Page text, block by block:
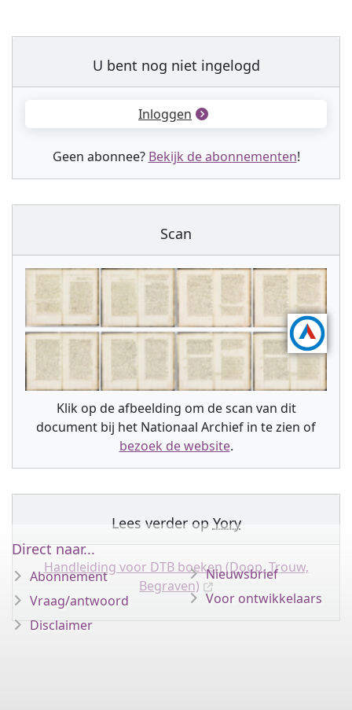
U bent nog niet ingelogd
Inloggen
Geen abonnee? Bekijk de abonnementen!
Scan
Klik op de afbeelding om de scan van dit
document bij het Nationaal Archief in te zien of
bezoek de website.
Lees verder op Yory
Handleiding voor DTB boeken (Doop, Trouw,
Begraven)
Direct naar...
Abonnement
Vraag/antwoord
Disclaimer
Nieuwsbrief
Voor ontwikkelaars